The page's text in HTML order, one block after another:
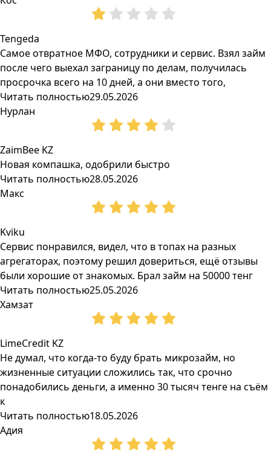
Tengeda
Самое отвратное МФО, сотрудники и сервис. Взял займ
после чего выехал заграницу по делам, получилась
просрочка всего на 10 дней, а они вместо того,
Читать полностью29.05.2026
Нурлан
ZaimBee KZ
Новая компашка, одобрили быстро
Читать полностью28.05.2026
Макс
Kviku
Сервис понравился, видел, что в топах на разных
агрегаторах, поэтому решил довериться, ещё отзывы
были хорошие от знакомых. Брал займ на 50000 тенг
Читать полностью25.05.2026
Хамзат
LimeCredit KZ
Не думал, что когда-то буду брать микрозайм, но
жизненные ситуации сложились так, что срочно
понадобились деньги, а именно 30 тысяч тенге на съём
к
Читать полностью18.05.2026
Адия